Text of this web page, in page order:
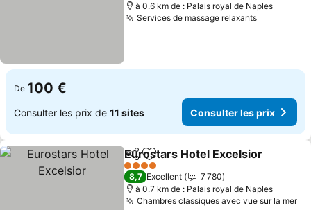
à 0.6 km de : Palais royal de Naples
Services de massage relaxantsConsulter
De 100 €
Consulter les prix de 11 sites Consulter les prix
PartagerAjouter à mes favoris
Eurostars Hotel Excelsior
4 Étoiles
8,7 Excellent
7 780
à 0.7 km de : Palais royal de Naples
Chambres classiques avec vue sur la mer